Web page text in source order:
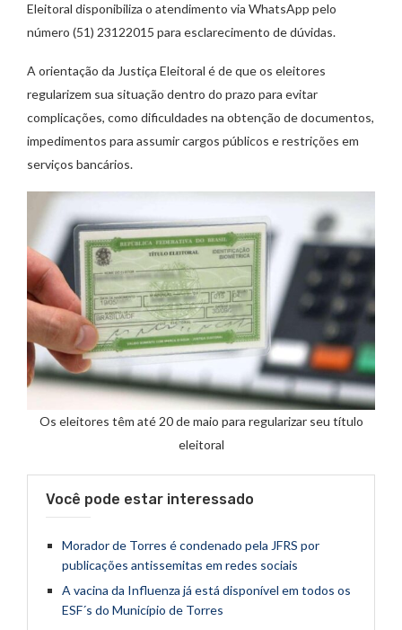
Eleitoral disponibiliza o atendimento via WhatsApp pelo
número (51) 23122015 para esclarecimento de dúvidas.
A orientação da Justiça Eleitoral é de que os eleitores
regularizem sua situação dentro do prazo para evitar
complicações, como dificuldades na obtenção de documentos,
impedimentos para assumir cargos públicos e restrições em
serviços bancários.
Os eleitores têm até 20 de maio para regularizar seu título
eleitoral
Você pode estar interessado
Morador de Torres é condenado pela JFRS por
publicações antissemitas em redes sociais
A vacina da Influenza já está disponível em todos os
ESF´s do Município de Torres